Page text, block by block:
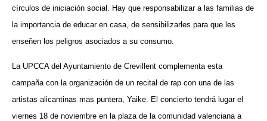
círculos de iniciación social. Hay que responsabilizar a las familias de
la importancia de educar en casa, de sensibilizarles para que les
enseñen los peligros asociados a su consumo.
La UPCCA del Ayuntamiento de Crevillent complementa esta
campaña con la organización de un recital de rap con una de las
artistas alicantinas mas puntera, Yaike. El concierto tendrá lugar el
viernes 18 de noviembre en la plaza de la comunidad valenciana a